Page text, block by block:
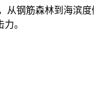
钢筋森林到海滨
。